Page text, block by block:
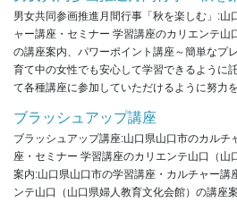
男女共同参画推進月間行事「秋を楽しむ」:山
ャー講座・セミナー 学習講座のカリエンテ山
の講座案内、パワーポイント講座～簡単なプ
育て中の女性でも安心して学習できるように
て各種講座に参加していただけるように努力
ブラッシュアップ講座
ブラッシュアップ講座:山口県山口市のカルチ
座・セミナー 学習講座のカリエンテ山口（山
案内:山口県山口市の学習講座・カルチャー講
ンテ山口（山口県婦人教育文化会館）の講座